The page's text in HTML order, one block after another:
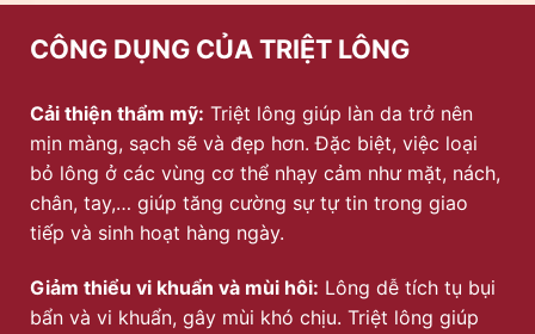
CÔNG DỤNG CỦA TRIỆT LÔNG
Cải thiện thẩm mỹ: Triệt lông giúp làn da trở nên
mịn màng, sạch sẽ và đẹp hơn. Đặc biệt, việc loại
bỏ lông ở các vùng cơ thể nhạy cảm như mặt, nách,
chân, tay,… giúp tăng cường sự tự tin trong giao
tiếp và sinh hoạt hàng ngày.
Giảm thiểu vi khuẩn và mùi hôi: Lông dễ tích tụ bụi
bẩn và vi khuẩn, gây mùi khó chịu. Triệt lông giúp